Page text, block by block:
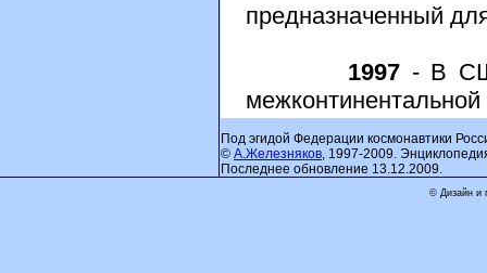
предназначенный
1997 - В
Под эгидой Федерации космонавтики
© А.Железняков, 1997-2009.
Последнее обновление 13.12.2009.
© Дизайн и